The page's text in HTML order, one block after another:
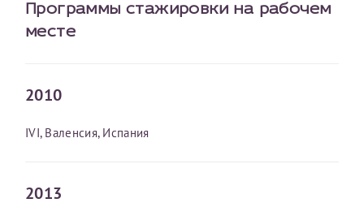
Программы стажировки на рабочем
месте
2010
IVI, Валенсия, Испания
2013